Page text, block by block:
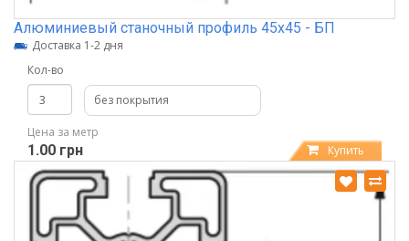
Алюминиевый станочный профиль 45х45 - БП
Доставка 1-2 дня
Кол-во
без покрытия
Цена за метр
1.00 грн Купить